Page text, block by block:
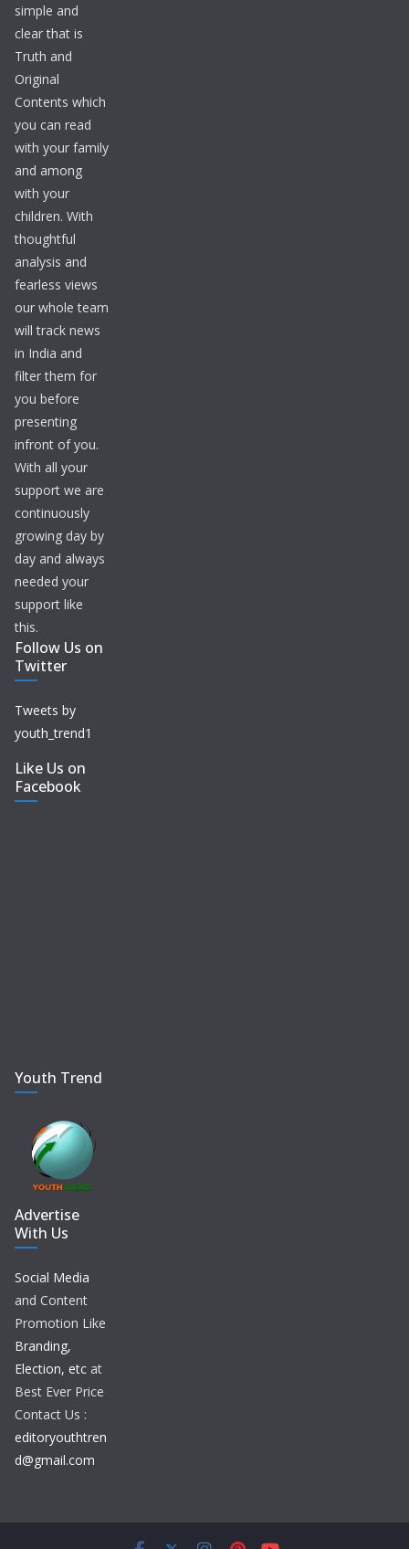
simple and
clear that is
Truth and
Original
Contents which
you can read
with your family
and among
with your
children. With
thoughtful
analysis and
fearless views
our whole team
will track news
in India and
filter them for
you before
presenting
infront of you.
With all your
support we are
continuously
growing day by
day and always
needed your
support like
this.
Follow Us on
Twitter
Tweets by
youth_trend1
Like Us on
Facebook
Youth Trend
Advertise
With Us
Social Media
and Content
Promotion Like
Branding,
Election, etc at
Best Ever Price
Contact Us :
editoryouthtren
d@gmail.com